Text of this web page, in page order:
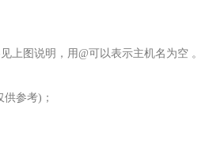
上图说明，用@可以表示主机名为空 。
参考)；